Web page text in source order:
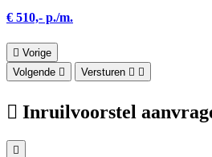
€ 510,- p./m.
Vorige
Volgende
Versturen
Inruilvoorstel